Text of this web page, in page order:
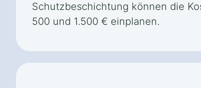
Schutzbeschichtung können die
500 und 1.500 € einplanen.